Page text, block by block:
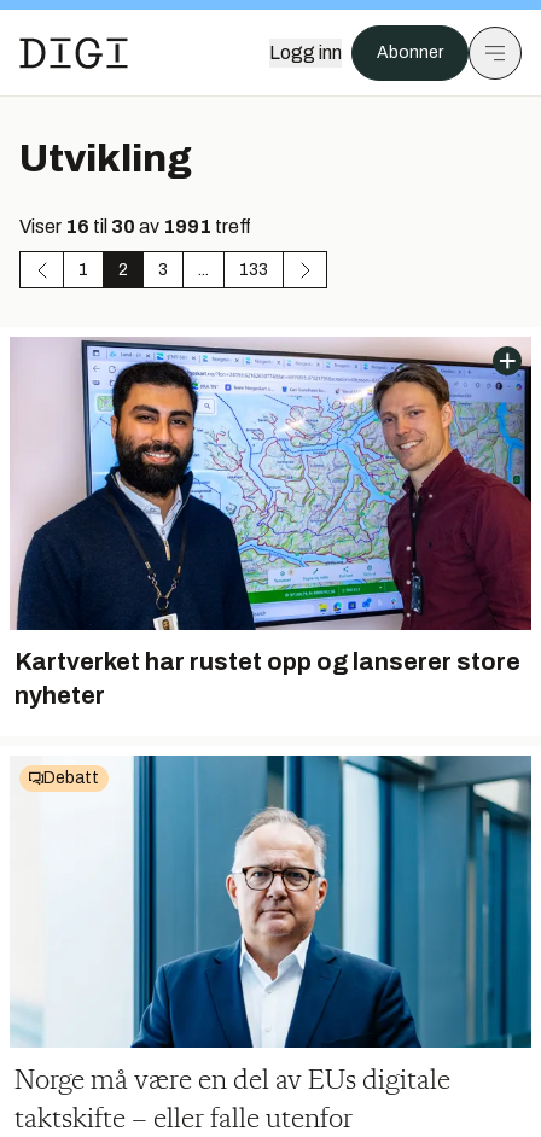
Logg inn Abonner
Utvikling
Viser 16 til 30 av 1991 treff
1 2 3 ... 133
Kartverket har rustet opp og lanserer store
nyheter
Debatt
Norge må være en del av EUs digitale
taktskifte – eller falle utenfor